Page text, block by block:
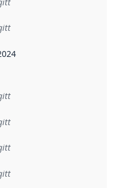
når dataene i dette